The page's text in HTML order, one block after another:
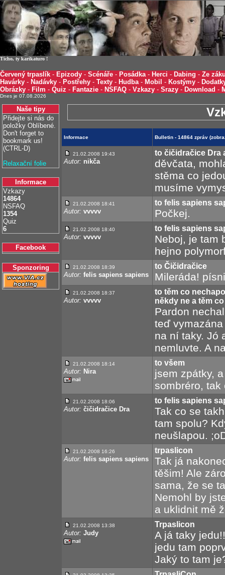
Ticho, ty karikaturo !
Červený trpaslík - Epizody - Scénáře - Posádka- Herci - Dabing - Ze
Havárky - Nadávky - Postřehy - Texty - Hudba- Mobil - Kostýmy -
Obrázky - Film - Quiz - Fantazie - NSFAQ - Vzkazy - Srazy - Download -
Dnes je 07.08.2026
Naše tipy
Přidejte si nás do
položky Oblíbené.
Don't forget to
bookmark us!
(CTRL-D)
Relaxační folie
Informace
Vzkazy
14864
NSFAQ
1354
Quiz
6
Facebook
Sponzoring
Informace Bulletin - 14864 zpráv
21.02.2008 19:43
Autor: nikča
to čičidračice Dra
děvčata,
stěma co
musíme
21.02.2008 18:41
Autor: vvvvv
to felis sapiens
Počkej.
21.02.2008 18:40
Autor: vvvvv
to felis sapiens
Neboj, je tam
hejno
21.02.2008 18:39
Autor: felis sapiens sapiens
to Čičidračice
Mileráda!
21.02.2008 18:37
Autor: vvvvv
to těm co
někdy ne a těm
Pardon
teď
na ní taky. Jó
nemluvte. A
21.02.2008 18:14
Autor: Nira
to všem
jsem zpátky,
sombréro, tak
21.02.2008 18:06
Autor: čičidračice Dra
to felis sapiens
Tak co se
tam spolu?
neušlapou.
21.02.2008 16:26
Autor: felis sapiens sapiens
trpaslicon
Tak já
těšim! Ale
sama, že se
Nemohl by
a uklidnit mě
21.02.2008 13:38
Autor: Judy
Trpaslicon
A já taky
jedu tam
Jaký to tam